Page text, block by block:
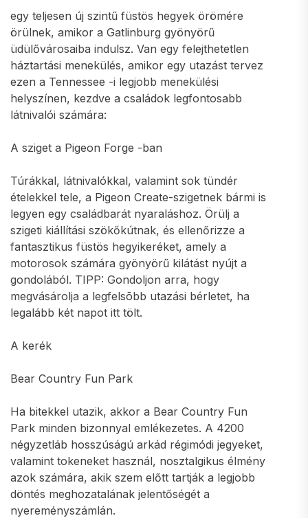
egy teljesen új szintű füstös hegyek örömére
örülnek, amikor a Gatlinburg gyönyörű
üdülővárosaiba indulsz. Van egy felejthetetlen
háztartási menekülés, amikor egy utazást tervez
ezen a Tennessee -i legjobb menekülési
helyszínen, kezdve a családok legfontosabb
látnivalói számára:
A sziget a Pigeon Forge -ban
Túrákkal, látnivalókkal, valamint sok tündér
ételekkel tele, a Pigeon Create-szigetnek bármi is
legyen egy családbarát nyaraláshoz. Örülj a
szigeti kiállítási szökőkútnak, és ellenőrizze a
fantasztikus füstös hegyikeréket, amely a
motorosok számára gyönyörű kilátást nyújt a
gondolából. TIPP: Gondoljon arra, hogy
megvásárolja a legfelsõbb utazási bérletet, ha
legalább két napot itt tölt.
A kerék
Bear Country Fun Park
Ha bitekkel utazik, akkor a Bear Country Fun
Park minden bizonnyal emlékezetes. A 4200
négyzetláb hosszúságú arkád régimódi jegyeket,
valamint tokeneket használ, nosztalgikus élmény
azok számára, akik szem előtt tartják a legjobb
döntés meghozatalának jelentőségét a
nyereményszámlán.